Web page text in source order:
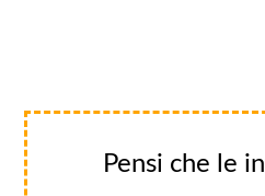
Pensi che le